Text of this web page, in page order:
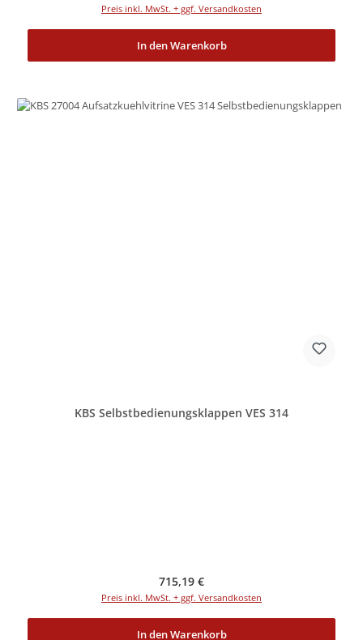
Preis inkl. MwSt. + ggf. Versandkosten
In den Warenkorb
KBS Selbstbedienungsklappen VES 314
Regulärer Preis:
715,19 €
Preis inkl. MwSt. + ggf. Versandkosten
In den Warenkorb